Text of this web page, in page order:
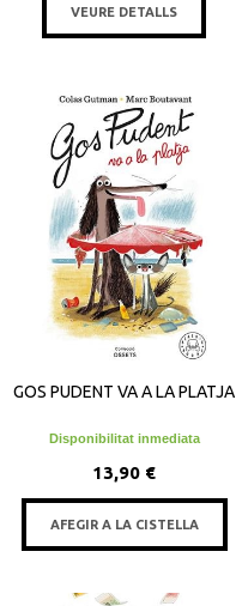
VEURE DETALLS
GOS PUDENT VA A LA PLATJA
Disponibilitat inmediata
13,90 €
AFEGIR A LA CISTELLA